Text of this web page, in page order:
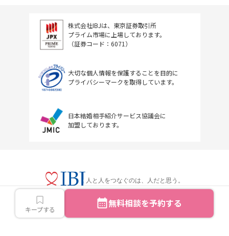
キープする 無料相談を予約する
株式会社IBJは、東京証券取引所
プライム市場に上場しております。
（証券コード：6071）
大切な個人情報を保護することを目的に
プライバシーマークを取得しています。
日本結婚相手紹介サービス協議会に
加盟しております。
人と人をつなぐのは、人だと思う。